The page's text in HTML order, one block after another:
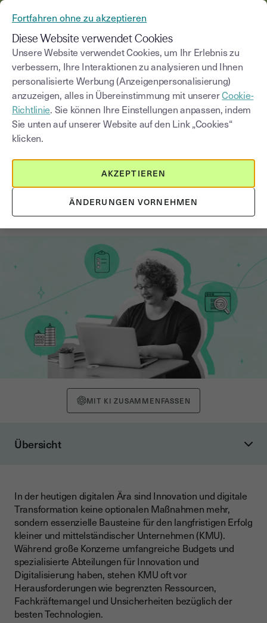
Blog
Kategorie auswählen Saisissez un terme
Innovation und digitale
Transformation: Wie KMU davon
profitieren können
MIT KI ZUSAMMENFASSEN
Übersicht
Digitale Technologien als Schlüssel zur Transformation
Wie KMU Innovation in ihre Geschäftsstrategie integrieren
können
Digitale Prozesse und Automatisierung in KMU
Cloud-Lösungen und digitale Infrastruktur für KMU
Cybersecurity und Datenschutz in der digitalen
Transformation
Künstliche Intelligenz und Automatisierung als
In der heutigen digitalen Ära sind Innovation und digitale
Transformation keine optionalen Maßnahmen mehr,
sondern essenzielle Bausteine für den langfristigen Erfolg
kleiner und mittelständischer Unternehmen (KMU).
Während große Konzerne umfangreiche Budgets und
spezialisierte Abteilungen für Innovation und
Digitalisierung haben, stehen KMU oft vor
Herausforderungen wie begrenzten Ressourcen,
Fachkräftemangel und Unsicherheiten bezüglich der
besten Technologien.
Fortfahren ohne zu akzeptieren
Diese Website verwendet Cookies
Unsere Website verwendet Cookies, um Ihr Erlebnis zu
verbessern, Ihre Interaktionen zu analysieren und Ihnen
personalisierte Werbung (Anzeigenpersonalisierung)
anzuzeigen, alles in Übereinstimmung mit unsererCookie-
Richtlinie. Sie können Ihre Einstellungen anpassen, indem
Sie unten auf unserer Website auf den Link „Cookies“
klicken.
ÄNDERUNGEN VORNEHMEN
AKZEPTIEREN